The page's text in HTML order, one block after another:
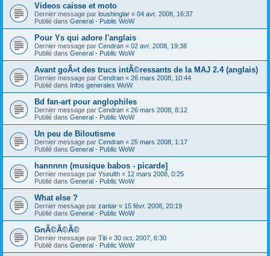
Videos caisse et moto
Dernier message par loushinglar « 04 avr. 2008, 16:37
Publié dans General - Public WoW
Pour Ys qui adore l'anglais
Dernier message par Cendran « 02 avr. 2008, 19:38
Publié dans General - Public WoW
Avant goÃ»t des trucs intÃ©ressants de la MAJ 2.4 (anglais)
Dernier message par Cendran « 26 mars 2008, 10:44
Publié dans Infos generales WoW
Bd fan-art pour anglophiles
Dernier message par Cendran « 26 mars 2008, 8:12
Publié dans General - Public WoW
Un peu de Biloutisme
Dernier message par Cendran « 25 mars 2008, 1:17
Publié dans General - Public WoW
hannnnn (musique babos - picarde]
Dernier message par Yseulth « 12 mars 2008, 0:25
Publié dans General - Public WoW
What else ?
Dernier message par zantar « 15 févr. 2008, 20:19
Publié dans General - Public WoW
GnÃ©Ã©Ã©
Dernier message par Titi « 30 oct. 2007, 6:30
Publié dans General - Public WoW